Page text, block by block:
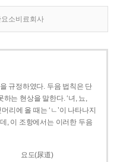
소비료회사
규정하였다. 두음 법칙은 단
는 현상을 말한다. ‘녀, 뇨,
리에 올 때는 ‘ㄴ’이 나타나지
, 이 조항에서는 이러한 두음
요도(尿道)